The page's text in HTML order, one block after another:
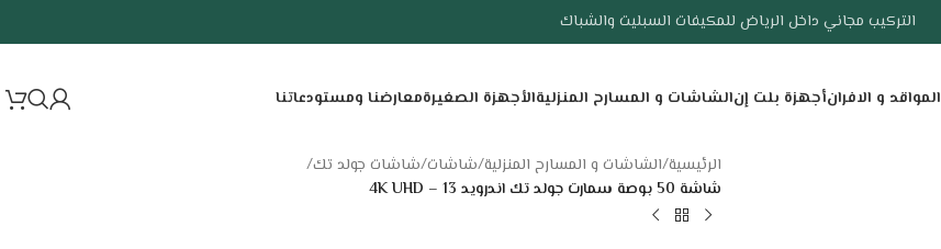
التركيب مجاني داخل الرياض للمكيفات السبليت والشباك
المواقد و الافرانأجهزة بلت إنالشاشات و المسارح المنزليةالأجهزة الصغيرةمعارضنا ومستودعاتنا
الرئيسية/الشاشات و المسارح المنزلية/شاشات/شاشات جولد تك/
شاشة 50 بوصة سمارت جولد تك اندرويد 13 – 4K UHD